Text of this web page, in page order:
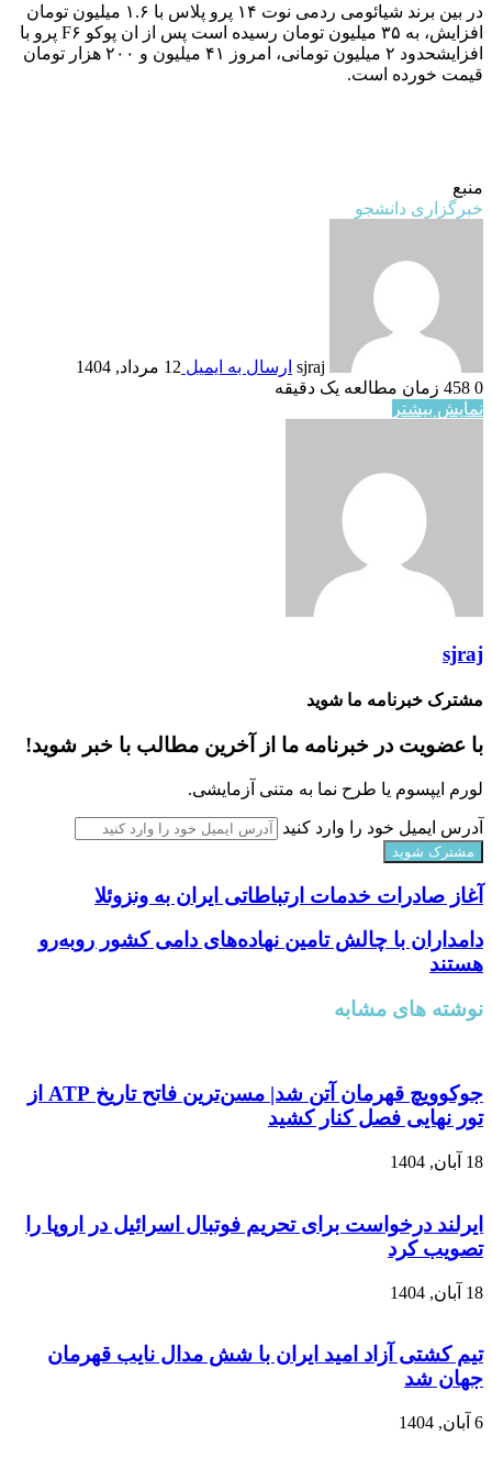
در بین برند شیائومی ردمی نوت ۱۴ پرو پلاس با ۱.۶ میلیون تومان
افزایش، به ۳۵ میلیون تومان رسیده است پس از ان پوکو F۶ پرو با
افزایشحدود ۲ میلیون تومانی، امروز ۴۱ میلیون و ۲۰۰ هزار تومان
قیمت خورده است.
منبع
خبرگزاری دانشجو
sjraj ارسال به ایمیل 12 مرداد, 1404
0
زمان مطالعه یک دقیقه
نمایش بیشتر
sjraj
مشترک خبرنامه ما شوید
با عضویت در خبرنامه ما از آخرین مطالب با خبر شوید!
لورم ایپسوم یا طرح‌ نما به متنی آزمایشی.
آدرس ایمیل خود را وارد کنید
آغاز صادرات خدمات ارتباطاتی ایران به ونزوئلا
دامداران با چالش تامین نهاده‌های دامی کشور رو‌به‌رو
هستند
نوشته های مشابه
جوکوویچ قهرمان آتن شد| مسن‌ترین فاتح تاریخ ATP از
تور نهایی فصل کنار کشید
18 آبان, 1404
ایرلند درخواست برای تحریم فوتبال اسرائیل در اروپا را
تصویب کرد
18 آبان, 1404
تیم کشتی آزاد امید ایران با شش مدال نایب قهرمان
جهان شد
6 آبان, 1404